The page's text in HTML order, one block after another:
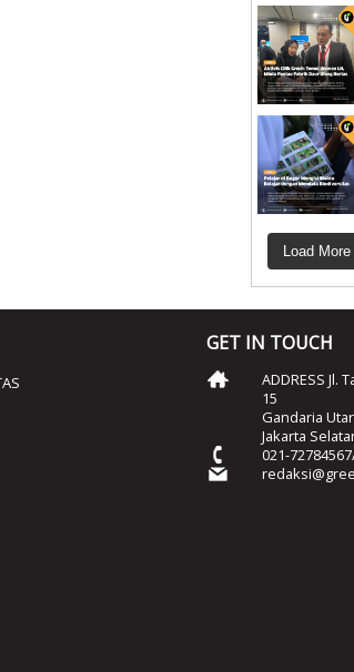
Load More
GET IN TOUCH
ADDRESS Jl.
15
Gandaria
Jakarta
021-